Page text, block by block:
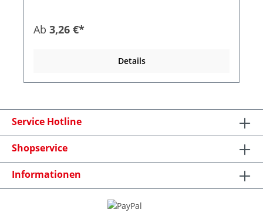
Ab 3,26 €*
Details
Service Hotline
Shopservice
Informationen